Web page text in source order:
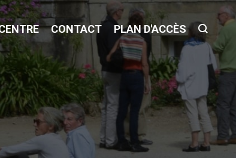
CONTACT PLAN D'ACCÈS